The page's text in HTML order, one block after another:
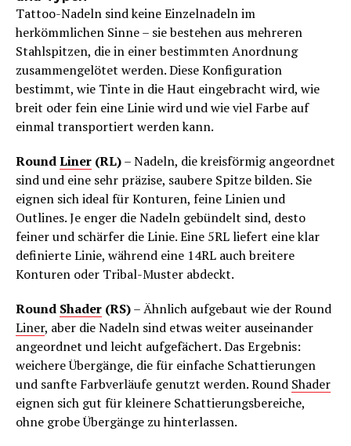
Tattoo-Nadeln sind keine Einzelnadeln im
herkömmlichen Sinne – sie bestehen aus mehreren
Stahlspitzen, die in einer bestimmten Anordnung
zusammengelötet werden. Diese Konfiguration
bestimmt, wie Tinte in die Haut eingebracht wird, wie
breit oder fein eine Linie wird und wie viel Farbe auf
einmal transportiert werden kann.
RoundLiner (RL)– Nadeln, die kreisförmig angeordnet
sind und eine sehr präzise, saubere Spitze bilden. Sie
eignen sich ideal für Konturen, feine Linien und
Outlines. Je enger die Nadeln gebündelt sind, desto
feiner und schärfer die Linie. Eine 5RL liefert eine klar
definierte Linie, während eine 14RL auch breitere
Konturen oder Tribal-Muster abdeckt.
Round Shader (RS)– Ähnlich aufgebaut wie der Round
Liner, aber die Nadeln sind etwas weiter auseinander
angeordnet und leicht aufgefächert. Das Ergebnis:
weichere Übergänge, die für einfache Schattierungen
und sanfte Farbverläufe genutzt werden. Round Shader
eignen sich gut für kleinere Schattierungsbereiche,
ohne grobe Übergänge zu hinterlassen.